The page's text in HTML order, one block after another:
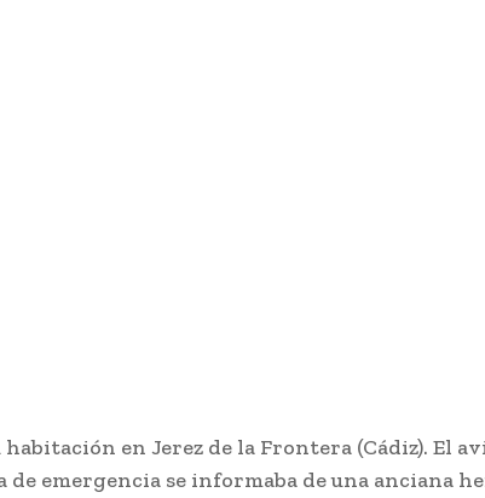
en Jerez de la Frontera (Cádiz). El
emergencia se informaba de una anciana